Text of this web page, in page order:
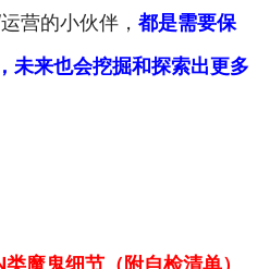
营的小伙伴， 都是需要保
未来也会挖掘和探索出更多